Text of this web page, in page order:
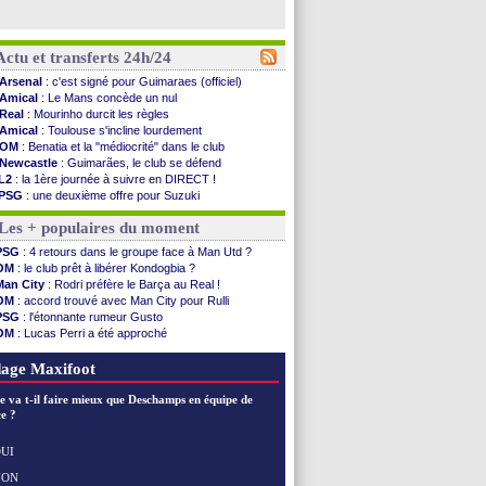
et transferts 24h/24
Arsenal : c'est signé pour Guimaraes (officiel)
Amical : Le Mans concède un nul
Real : Mourinho durcit les règles
Amical : Toulouse s'incline lourdement
OM : Benatia et la "médiocrité" dans le club
Newcastle : Guimarães, le club se défend
: la 1ère journée à suivre en DIRECT !
: une deuxième offre pour Suzuki
PSG: le groupe pour le match face à Man Utd
OM: le jour où tout a basculé pour Benatia
Heracles: Reine-Adélaïde, le sort s'acharne...
Monaco: Mawissa a gravement blessé Uche
OM : accord avec la Real Sociedad pour Aguerd
Barça: Araujo va partir en prêt à Liverpool
OM : Côme pousse pour Gouiri
Man Utd: le groupe pour défier le PSG
: Caen premier leader
: Gouiri évoque son avenir
: 1ère utilisation du Football Video Support
+ populaires du moment
: 4 retours dans le groupe face à Man Utd ?
: le club prêt à libérer Kondogbia ?
City : Rodri préfère le Barça au Real !
: accord trouvé avec Man City pour Rulli
: l'étonnante rumeur Gusto
: Lucas Perri a été approché
: Owori battu à mort à Kampala
Maxifoot
va t-il faire mieux que Deschamps en équipe de
?